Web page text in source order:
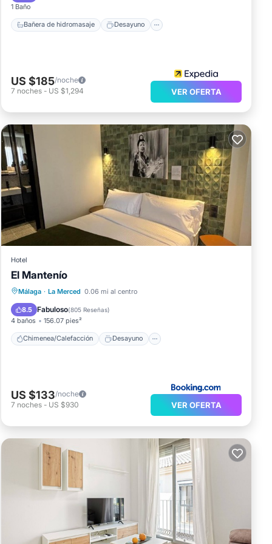
1 Baño
Bañera de hidromasaje Desayuno
US $185/noche
7 noches - US $1,294 VER OFERTA
Hotel
El Mantenío
Málaga · La Merced 0.06 mi al centro
8.5 Fabuloso(805 Reseñas)
4 baños 156.07 pies²
Chimenea/Calefacción Desayuno
Chimenea/Calefacción
Se admiten mascotas
US $133/noche
7 noches - US $930 VER OFERTA